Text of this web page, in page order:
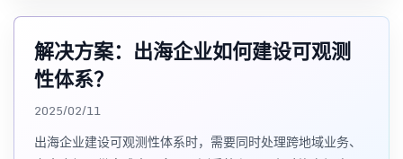
解决方案：出海企业如何建设可观测
性体系？
2025/02/11
出海企业建设可观测性体系时，需要同时处理跨地域业务、